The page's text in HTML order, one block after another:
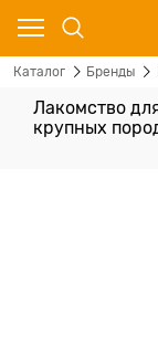
Каталог Бренды
Лакомство
крупных